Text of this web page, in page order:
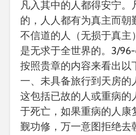
凡入其中的人都得安宁。
的，人人都有为真主而朝
不信道的人（无损于真主
是无求于全世界的。3/96-
按照贵章的内容来看出以
一、未具备旅行到天房的
这包括已故的人或重病的
于死亡，如果重病的人康
觐功修，万一意图拒绝去